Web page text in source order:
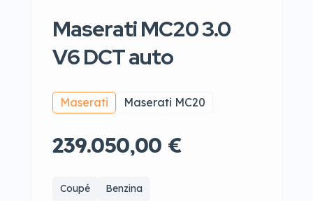
Maserati MC20 3.0
V6 DCT auto
Maserati Maserati MC20
239.050,00 €
Coupé Benzina